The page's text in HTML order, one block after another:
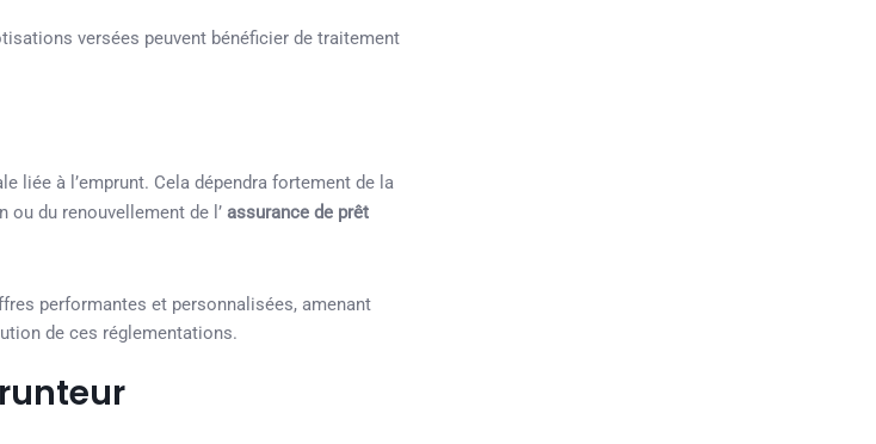
versées peuvent bénéficier de traitement
liée à l’emprunt. Cela dépendra fortement de la
du renouvellement de l’ assurance de prêt
performantes et personnalisées, amenant
de ces réglementations.